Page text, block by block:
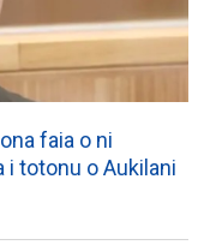
faia o ni
i totonu o Aukilani